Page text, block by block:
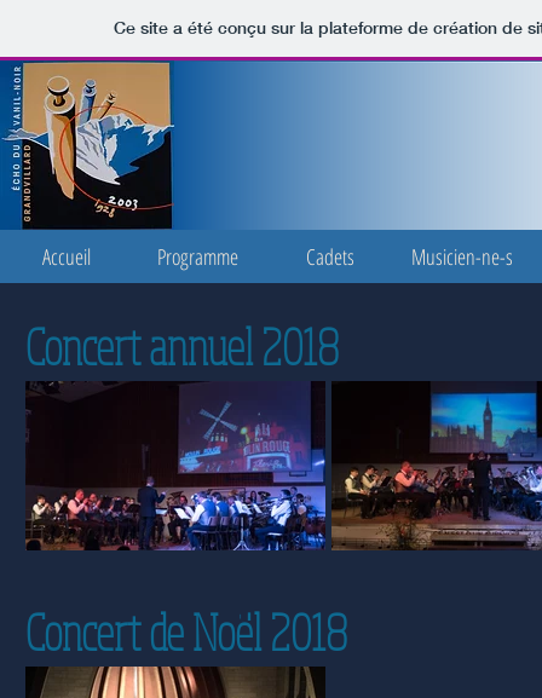
Ce site a été conçu sur la plateforme de création de
Accueil Programme Cadets Musicien-ne-s
Concert annuel 2018
Concert de Noël 2018